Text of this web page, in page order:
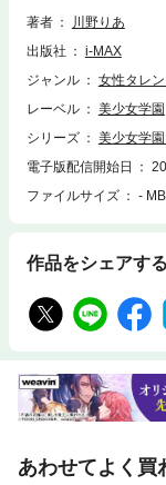
ページ収録衣装：学生
著者
川野りあ
出版社
i-MAX
ジャンル
女性タレン
レーベル
美少女学園
シリーズ
美少女学
電子版配信開始日
ファイルサイズ
- MB
作品をシェアする
あわせてよく買